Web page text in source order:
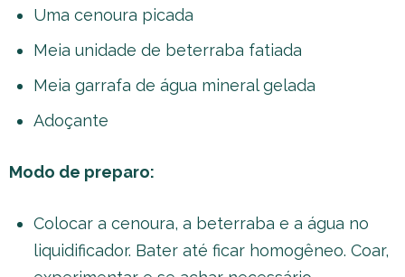
Uma cenoura picada
Meia unidade de beterraba fatiada
Meia garrafa de água mineral gelada
Adoçante
Modo de preparo:
Colocar a cenoura, a beterraba e a água no
liquidificador. Bater até ficar homogêneo. Coar,